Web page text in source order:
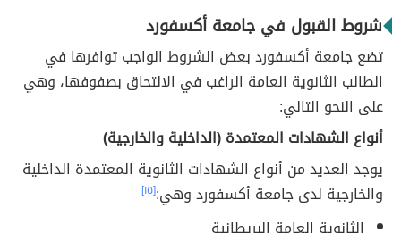
شروط القبول في جامعة أكسفورد
تضع جامعة أكسفورد بعض الشروط الواجب توافرها في
الطالب الثانوية العامة الراغب في الالتحاق بصفوفها، وهي
على النحو التالي:
أنواع الشهادات المعتمدة (الداخلية والخارجية)
يوجد العديد من أنواع الشهادات الثانوية المعتمدة الداخلية
والخارجية لدى جامعة أكسفورد وهي:[١٥]